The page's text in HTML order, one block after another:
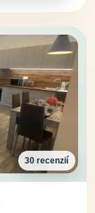
30 recenzií